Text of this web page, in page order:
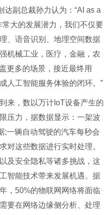
副总裁孙力认为：“AI as a
大的发展潜力，我们不仅要
、语音识别、地理空间数据
机械工业，医疗，金融，农
更多的场景，接近最终用
人工智能服务体验的闭环。”
来，数以万计IoT设备产生的
压力，据数据显示：一架波
;一辆自动驾驶的汽车每秒会
对这些数据进行实时处理。
及安全隐私等诸多挑战，这
智能技术带来发展机遇。据
，50%的物联网网络将面临
要在网络边缘侧分析、处理